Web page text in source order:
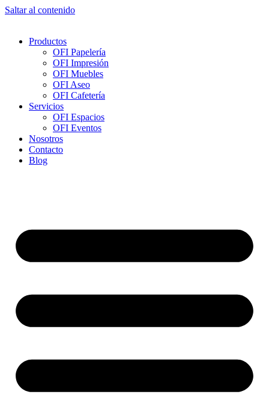
Saltar al contenido
Productos
OFI Papelería
OFI Impresión
OFI Muebles
OFI Aseo
OFI Cafetería
Servicios
OFI Espacios
OFI Eventos
Nosotros
Contacto
Blog